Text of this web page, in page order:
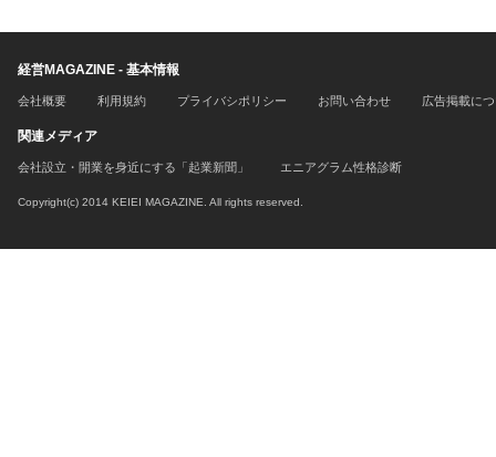
経営MAGAZINE - 基本情報
会社概要 利用規約 プライバシポリシー お問い合わせ 広告掲載に
関連メディア
会社設立・開業を身近にする「起業新聞」 エニアグラム性格診断
Copyright(c) 2014 KEIEI MAGAZINE. All rights reserved.